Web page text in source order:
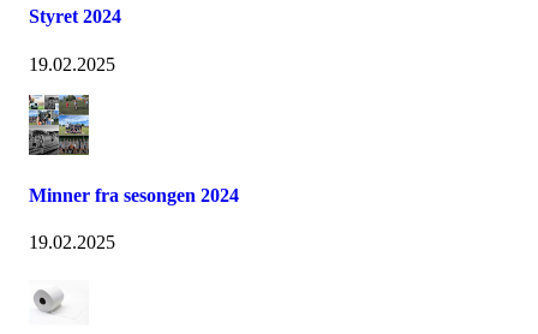
Styret 2024
19.02.2025
Minner fra sesongen 2024
19.02.2025